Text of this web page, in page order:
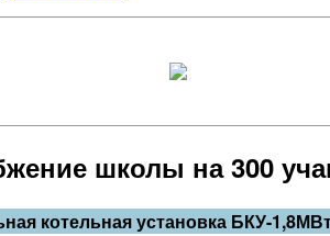
школы на 300
котельная установка БКУ-